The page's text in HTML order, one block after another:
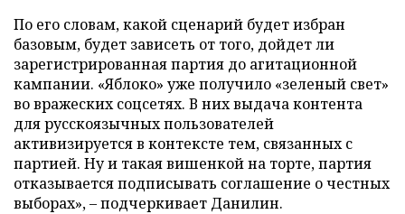
По его словам, какой сценарий будет избран
базовым, будет зависеть от того, дойдет ли
зарегистрированная партия до агитационной
кампании. «Яблоко» уже получило «зеленый свет»
во вражеских соцсетях. В них выдача контента
для русскоязычных пользователей
активизируется в контексте тем, связанных с
партией. Ну и такая вишенкой на торте, партия
отказывается подписывать соглашение о честных
выборах», – подчеркивает Данилин.